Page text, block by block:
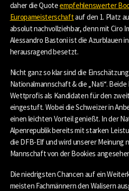
daher die Quoteempfehlenswerter
Europameisterschaftauf den 1. Platz
absolut nachvollziehbar, denn mit Ciro
Alessandro Bastoni ist die Azurblauen
herausragend besetzt.
Nicht ganz so klar sind die
Nationalmannschaft & die „Nati“.
Wettprofis als Kandidaten für den
eingestuft. Wobei die Schweizer in
einen leichten Vorteil genießt. In der
Alpenrepublik bereits mit starken
die DFB-Elf und wird unserer Meinung
Mannschaft von der Bookies
Die niedrigsten Chancen auf ein
meisten Fachmännern den Walisern